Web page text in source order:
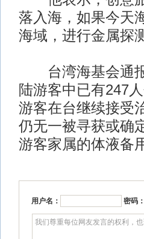
落入海，如果今天
海域，进行金属探
台湾海基会通报
陆游客中已有247
游客在台继续接受
仍无一被寻获或确
游客家属的体液备
用户名： 密码：